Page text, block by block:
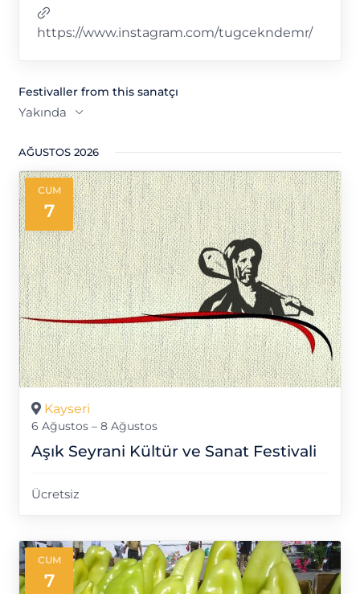
sitesi
https://www.instagram.com/tugcekndemr/
Festivaller from this sanatçı
Yakında
seç.
AĞUSTOS 2026
CUM
7
6 Ağustos – 8 Ağustos
Aşık Seyrani Kültür ve Sanat Festivali
Kayseri
Ücretsiz
CUM
7